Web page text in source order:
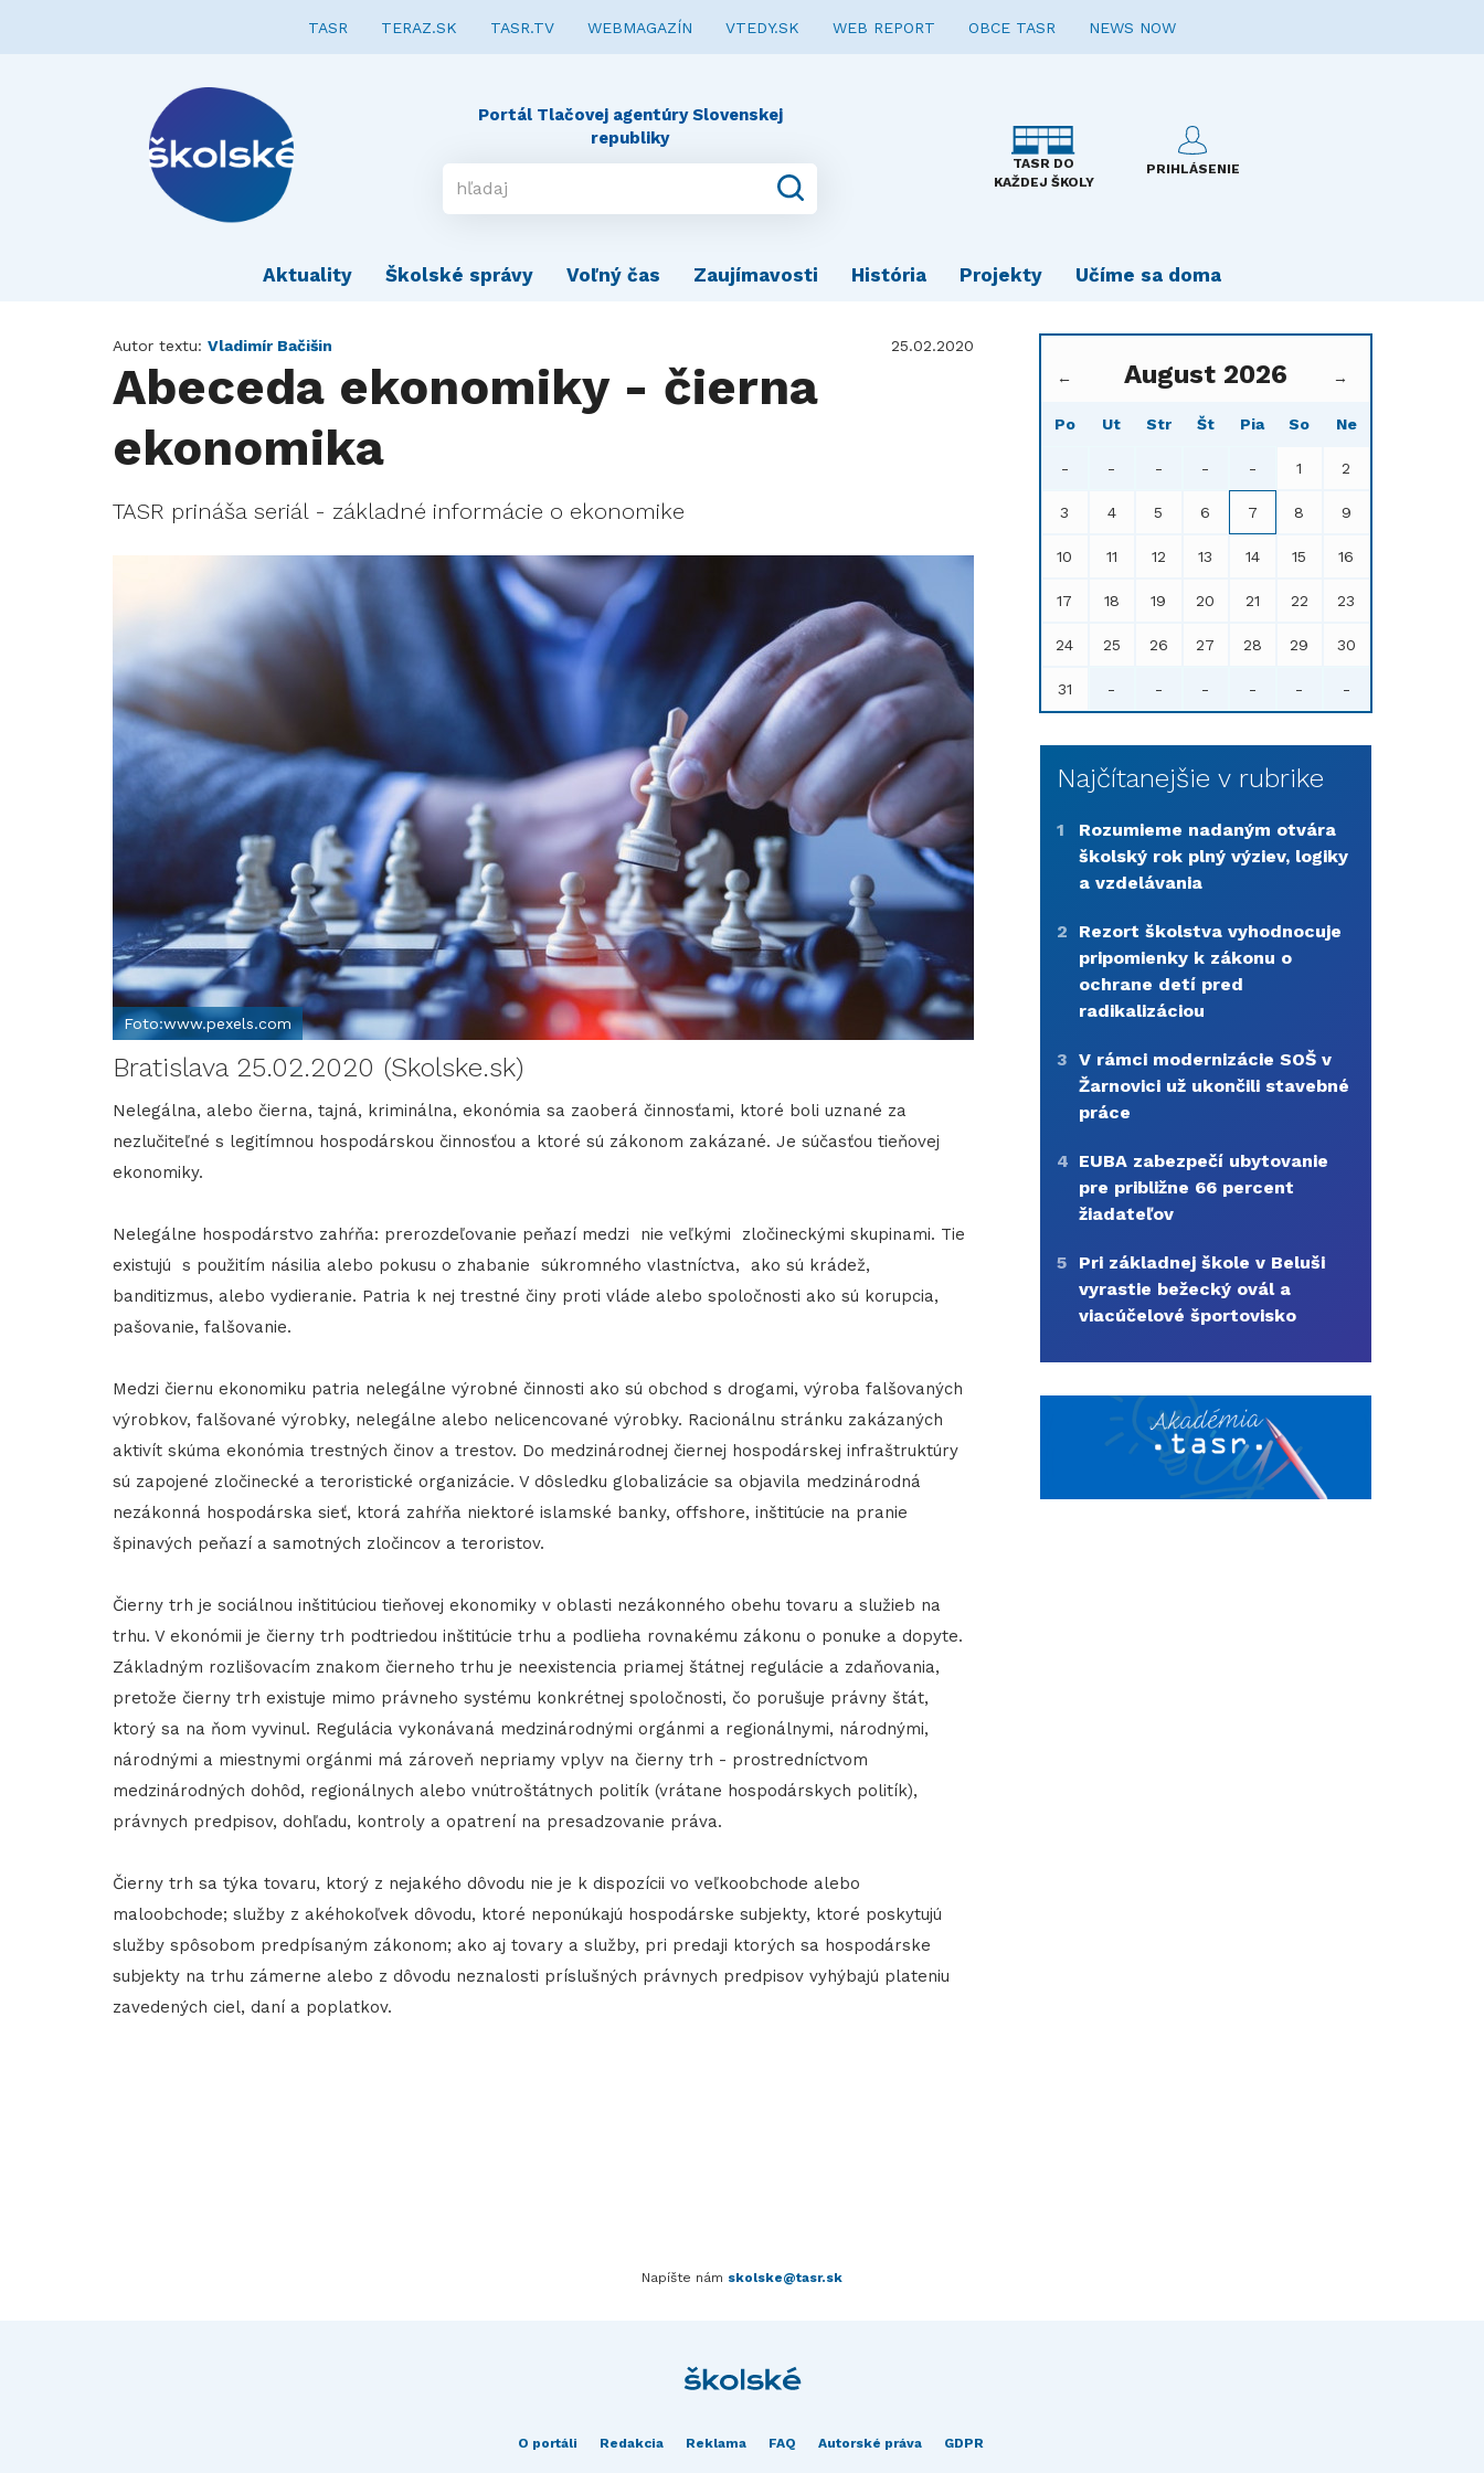
TASR TERAZ.SK TASR.TV WEBMAGAZÍN VTEDY.SK WEB REPORT OBCE TASR NEWS NOW
Portál Tlačovej agentúry Slovenskej
republiky
TASR DO
KAŽDEJ ŠKOLY
PRIHLÁSENIE
Aktuality Školské správy Voľný čas Zaujímavosti História Projekty Učíme sa doma
Autor textu: Vladimír Bačišin 25.02.2020
Abeceda ekonomiky - čierna
ekonomika
TASR prináša seriál - základné informácie o ekonomike
Foto:www.pexels.com
Bratislava 25.02.2020 (Skolske.sk)
Nelegálna, alebo čierna, tajná, kriminálna, ekonómia sa zaoberá činnosťami, ktoré boli uznané za
nezlučiteľné s legitímnou hospodárskou činnosťou a ktoré sú zákonom zakázané. Je súčasťou tieňovej
ekonomiky.
Nelegálne hospodárstvo zahŕňa: prerozdeľovanie peňazí medzi nie veľkými zločineckými skupinami. Tie
existujú s použitím násilia alebo pokusu o zhabanie súkromného ​​vlastníctva, ako sú krádež,
banditizmus, alebo vydieranie. Patria k nej trestné činy proti vláde alebo spoločnosti ako sú korupcia,
pašovanie, falšovanie.
Medzi čiernu ekonomiku patria nelegálne výrobné činnosti ako sú obchod s drogami, výroba falšovaných
výrobkov, falšované výrobky, nelegálne alebo nelicencované výrobky. Racionálnu stránku zakázaných
aktivít skúma ekonómia trestných činov a trestov. Do medzinárodnej čiernej hospodárskej infraštruktúry
sú zapojené zločinecké a teroristické organizácie. V dôsledku globalizácie sa objavila medzinárodná
nezákonná hospodárska sieť, ktorá zahŕňa niektoré islamské banky, offshore, inštitúcie na pranie
špinavých peňazí a samotných zločincov a teroristov.
Čierny trh je sociálnou inštitúciou tieňovej ekonomiky v oblasti nezákonného obehu tovaru a služieb na
trhu. V ekonómii je čierny trh podtriedou inštitúcie trhu a podlieha rovnakému zákonu o ponuke a dopyte.
Základným rozlišovacím znakom čierneho trhu je neexistencia priamej štátnej regulácie a zdaňovania,
pretože čierny trh existuje mimo právneho systému konkrétnej spoločnosti, čo porušuje právny štát,
ktorý sa na ňom vyvinul. Regulácia vykonávaná medzinárodnými orgánmi a regionálnymi, národnými,
národnými a miestnymi orgánmi má zároveň nepriamy vplyv na čierny trh - prostredníctvom
medzinárodných dohôd, regionálnych alebo vnútroštátnych politík (vrátane hospodárskych politík),
právnych predpisov, dohľadu, kontroly a opatrení na presadzovanie práva.
Čierny trh sa týka tovaru, ktorý z nejakého dôvodu nie je k dispozícii vo veľkoobchode alebo
maloobchode; služby z akéhokoľvek dôvodu, ktoré neponúkajú hospodárske subjekty, ktoré poskytujú
služby spôsobom predpísaným zákonom; ako aj tovary a služby, pri predaji ktorých sa hospodárske
subjekty na trhu zámerne alebo z dôvodu neznalosti príslušných právnych predpisov vyhýbajú plateniu
zavedených ciel, daní a poplatkov.
← August 2026 →
Po Ut Str Št Pia So Ne
- - - - - 1 2
3 4 5 6 7 8 9
10 11 12 13 14 15 16
17 18 19 20 21 22 23
24 25 26 27 28 29 30
31 - - - - - -
Najčítanejšie v rubrike
1
Rozumieme nadaným otvára
školský rok plný výziev, logiky
a vzdelávania
2
Rezort školstva vyhodnocuje
pripomienky k zákonu o
ochrane detí pred
radikalizáciou
3 V rámci modernizácie SOŠ v
Žarnovici už ukončili stavebné
práce
4 EUBA zabezpečí ubytovanie
pre približne 66 percent
žiadateľov
5
Pri základnej škole v Beluši
vyrastie bežecký ovál a
viacúčelové športovisko
Napíšte nám skolske@tasr.sk
O portáli Redakcia Reklama FAQ Autorské práva GDPR